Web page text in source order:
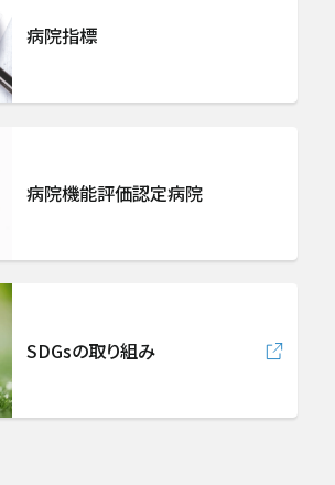
クリニック）
病院指標
病院機能評価認定病院
SDGsの取り組み